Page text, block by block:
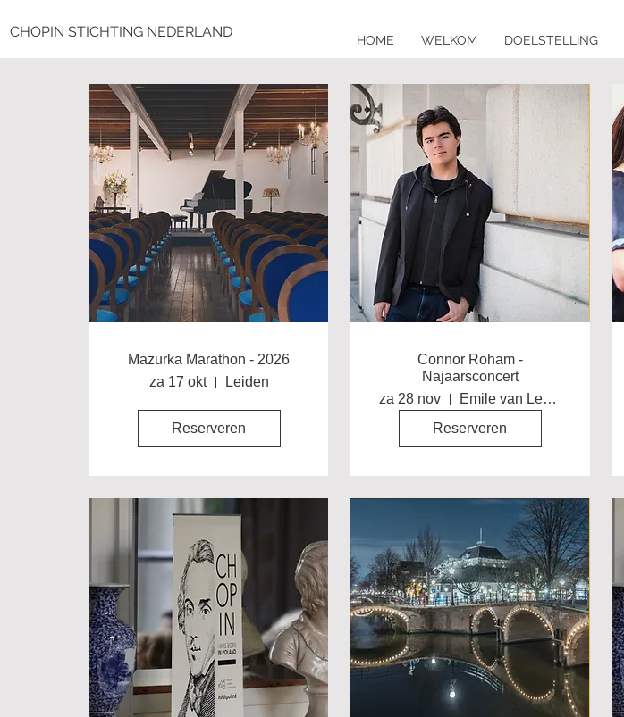
HOME WELKOM DOELSTELLING
CHOPIN STICHTING NEDERLAND
Mazurka Marathon - 2026
za 17 okt
Leiden
Reserveren
Connor Roham -
Najaarsconcert
za 28 nov
Emile van Leenen Piano's en Vleugels
Reserveren